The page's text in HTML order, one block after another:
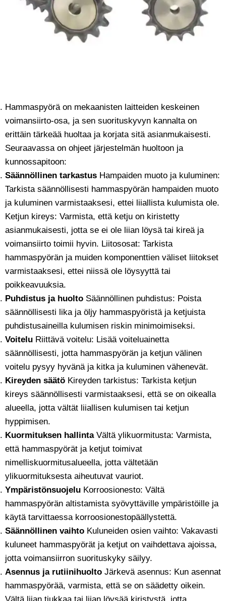
Hammaspyörä on mekaanisten laitteiden keskeinen
voimansiirto-osa, ja sen suorituskyvyn kannalta on
erittäin tärkeää huoltaa ja korjata sitä asianmukaisesti.
Seuraavassa on ohjeet järjestelmän huoltoon ja
kunnossapitoon:
Säännöllinen tarkastus Hampaiden muoto ja kuluminen:
Tarkista säännöllisesti hammaspyörän hampaiden muoto
ja kuluminen varmistaaksesi, ettei liiallista kulumista ole.
Ketjun kireys: Varmista, että ketju on kiristetty
asianmukaisesti, jotta se ei ole liian löysä tai kireä ja
voimansiirto toimii hyvin. Liitososat: Tarkista
hammaspyörän ja muiden komponenttien väliset liitokset
varmistaaksesi, ettei niissä ole löysyyttä tai
poikkeavuuksia.
Puhdistus ja huolto Säännöllinen puhdistus: Poista
säännöllisesti lika ja öljy hammaspyöristä ja ketjuista
puhdistusaineilla kulumisen riskin minimoimiseksi.
Voitelu Riittävä voitelu: Lisää voiteluainetta
säännöllisesti, jotta hammaspyörän ja ketjun välinen
voitelu pysyy hyvänä ja kitka ja kuluminen vähenevät.
Kireyden säätö Kireyden tarkistus: Tarkista ketjun
kireys säännöllisesti varmistaaksesi, että se on oikealla
alueella, jotta vältät liiallisen kulumisen tai ketjun
hyppimisen.
Kuormituksen hallintaVältä ylikuormitusta: Varmista,
että hammaspyörät ja ketjut toimivat
nimelliskuormitusalueella, jotta vältetään
ylikuormituksesta aiheutuvat vauriot.
Ympäristönsuojelu Korroosionesto: Vältä
hammaspyörän altistamista syövyttäville ympäristöille ja
käytä tarvittaessa korroosionestopäällystettä.
Säännöllinen vaihto Kuluneiden osien vaihto: Vakavasti
kuluneet hammaspyörät ja ketjut on vaihdettava ajoissa,
jotta voimansiirron suorituskyky säilyy.
Asennus ja rutiinihuolto Järkevä asennus: Kun asennat
hammaspyörää, varmista, että se on säädetty oikein.